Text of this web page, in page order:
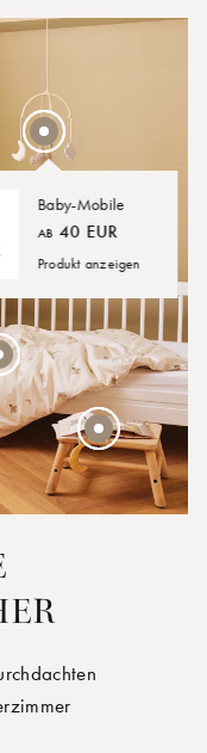
45 EUR
Baby-Mobile
AB 40 EUR
Produkt anzeigen
30 EUR